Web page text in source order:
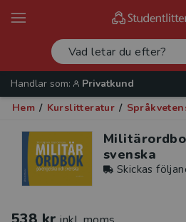
Handlar som:
Privatkund
Hem / Kurslitteratur /
svenska
Skickas